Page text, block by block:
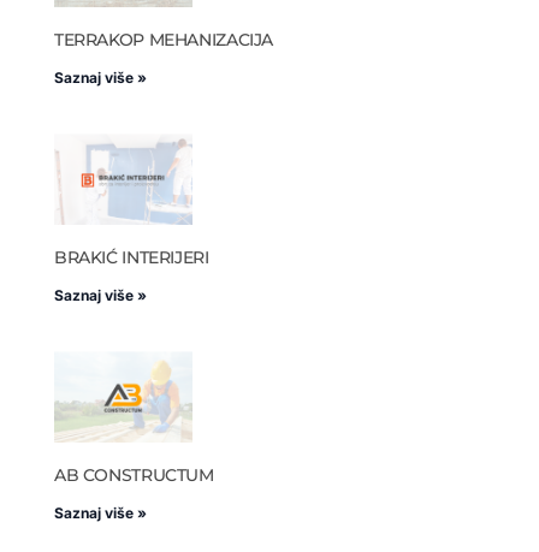
TERRAKOP MEHANIZACIJA
Saznaj više »
BRAKIĆ INTERIJERI
Saznaj više »
AB CONSTRUCTUM
Saznaj više »